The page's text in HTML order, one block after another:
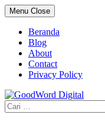
Skip
to
content
Menu Close
Beranda
Blog
About
Contact
Privacy Policy
Cari
untuk: